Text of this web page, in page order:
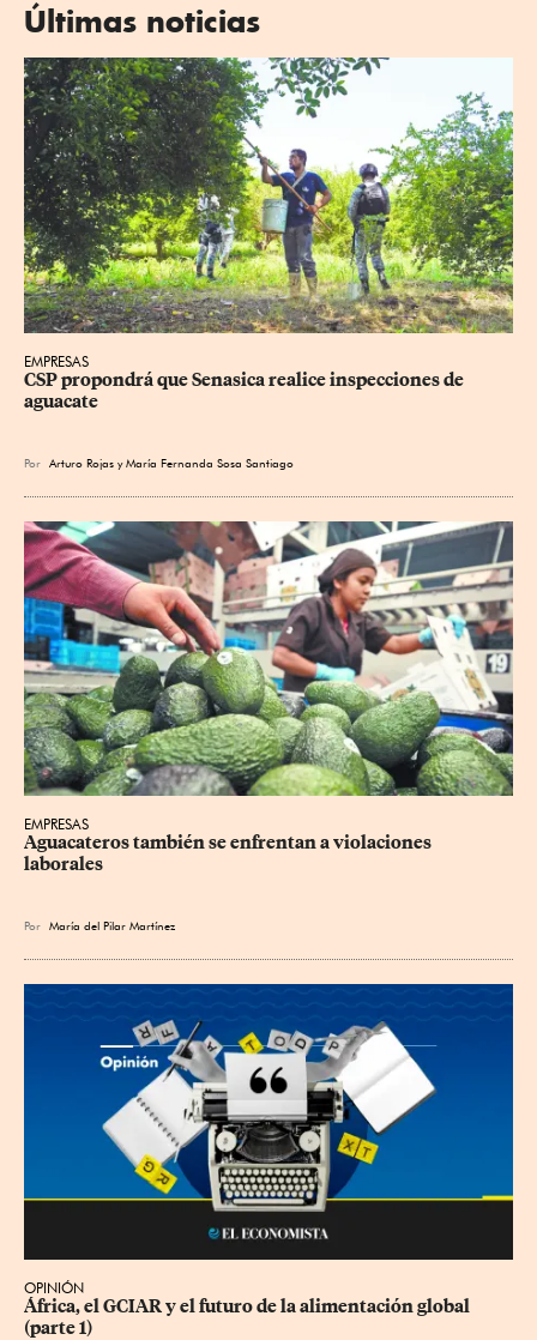
Últimas noticias
EMPRESAS
CSP propondrá que Senasica realice inspecciones de
aguacate
Por Arturo Rojas yMaría Fernanda Sosa Santiago
EMPRESAS
Aguacateros también se enfrentan a violaciones
laborales
Por María del Pilar Martínez
OPINIÓN
África, el GCIAR y el futuro de la alimentación global
(parte 1)